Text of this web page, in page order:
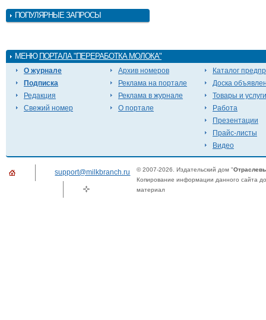
ПОПУЛЯРНЫЕ ЗАПРОСЫ
МЕНЮ ПОРТАЛА "ПЕРЕРАБОТКА МОЛОКА"
О журнале
Подписка
Редакция
Свежий номер
Архив номеров
Реклама на портале
Реклама в журнале
О портале
Каталог
Доска
Товары и услуги
Работа
Презентации
Прайс-листы
Видео
support@milkbranch.ru © 2007-2026. Издательский дом "
Копирование информации данного сайта
материал